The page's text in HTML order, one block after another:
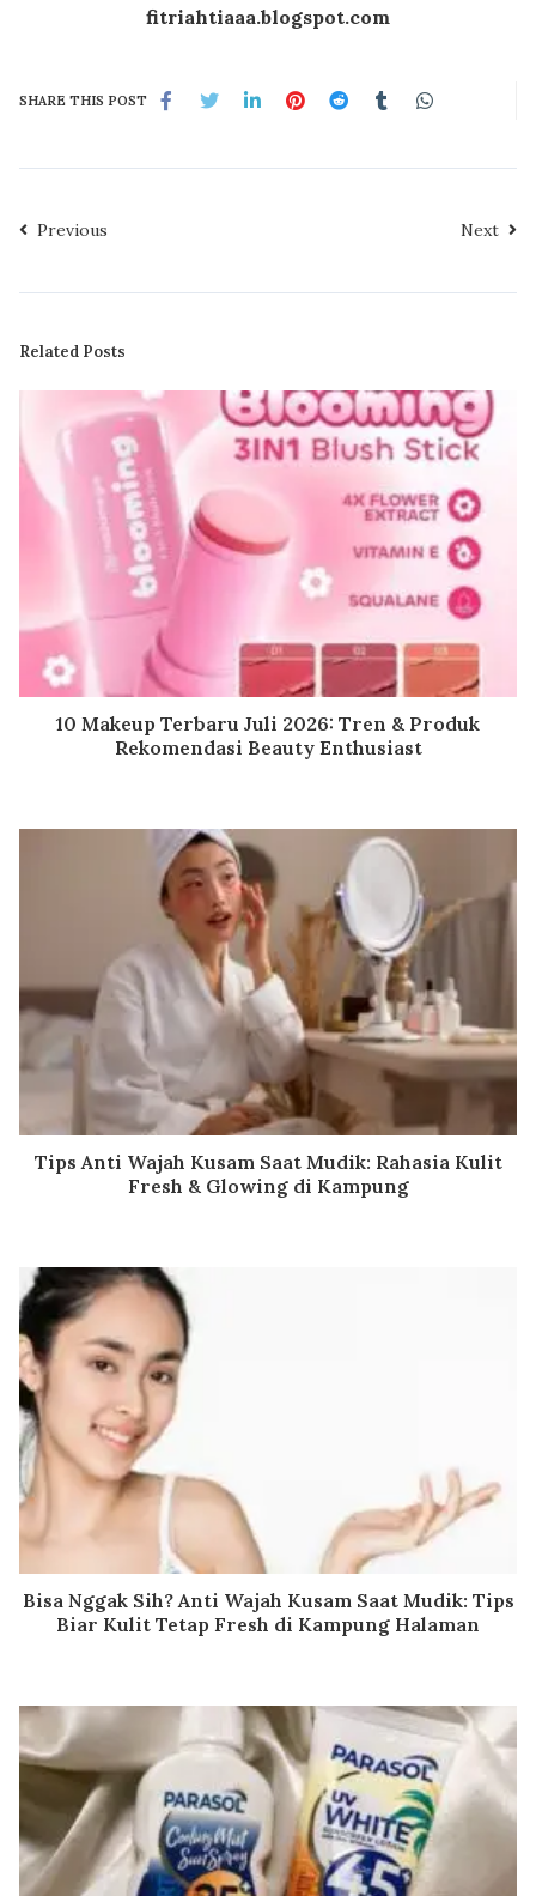
fitriahtiaaa.blogspot.com
SHARE THIS POST
Previous Next
Related Posts
10 Makeup Terbaru Juli 2026: Tren & Produk
Rekomendasi Beauty Enthusiast
Tips Anti Wajah Kusam Saat Mudik: Rahasia Kulit
Fresh & Glowing di Kampung
Bisa Nggak Sih? Anti Wajah Kusam Saat Mudik: Tips
Biar Kulit Tetap Fresh di Kampung Halaman